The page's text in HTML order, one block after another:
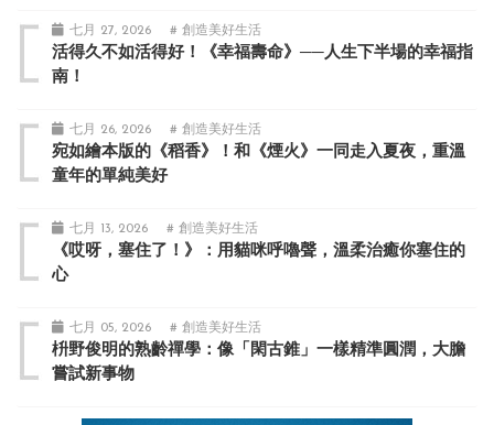
七月 27, 2026 # 創造美好生活
活得久不如活得好！《幸福壽命》──人生下半場的幸福指
南！
七月 26, 2026 # 創造美好生活
宛如繪本版的《稻香》！和《煙火》一同走入夏夜，重溫
童年的單純美好
七月 13, 2026 # 創造美好生活
《哎呀，塞住了！》：用貓咪呼嚕聲，溫柔治癒你塞住的
心
七月 05, 2026 # 創造美好生活
枡野俊明的熟齡禪學：像「閑古錐」一樣精準圓潤，大膽
嘗試新事物